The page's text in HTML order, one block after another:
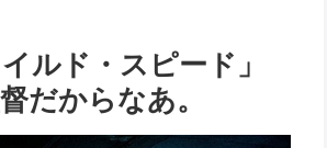
ルド・スピード」
だからなあ。